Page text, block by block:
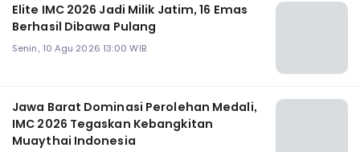
Elite IMC 2026 Jadi Milik Jatim, 16 Emas
Berhasil Dibawa Pulang
Senin, 10 Agu 2026 13:00 WIB
Jawa Barat Dominasi Perolehan Medali,
IMC 2026 Tegaskan Kebangkitan
Muaythai Indonesia